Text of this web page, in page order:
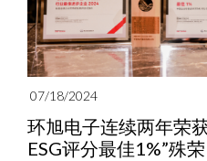
07/18/2024
环旭电子连续两年荣
ESG评分最佳1%”殊